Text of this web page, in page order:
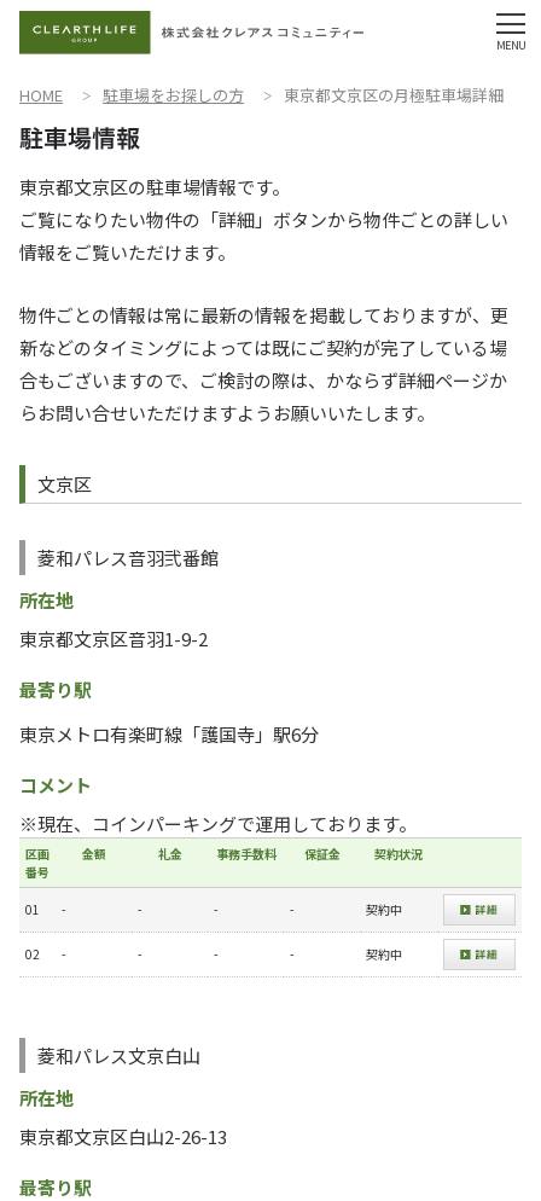
HOME 駐車場をお探しの方 東京都文京区の月極駐車場詳細
東京都文京区の駐車場情報です。
ご覧になりたい物件の「詳細」ボタンから物件ごとの詳しい
情報をご覧いただけます。
物件ごとの情報は常に最新の情報を掲載しておりますが、更
新などのタイミングによっては既にご契約が完了している場
合もございますので、ご検討の際は、かならず詳細ページか
らお問い合せいただけますようお願いいたします。
文京区
菱和パレス音羽弐番館
所在地
東京都文京区音羽1-9-2
最寄り駅
東京メトロ有楽町線「護国寺」駅6分
コメント
※現在、コインパーキングで運用しております。
区画
番号
金額 礼金 事務手数料 保証金 契約状況
01 - - - - 契約中
02 - - - - 契約中
菱和パレス文京白山
所在地
東京都文京区白山2-26-13
最寄り駅